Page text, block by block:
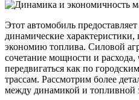
Этот автомобиль
динамические
экономию топлива. Силовой
сочетание мощности и расхода,
передвигаться как по
трассам. Рассмотрим более
между динамикой и топливной